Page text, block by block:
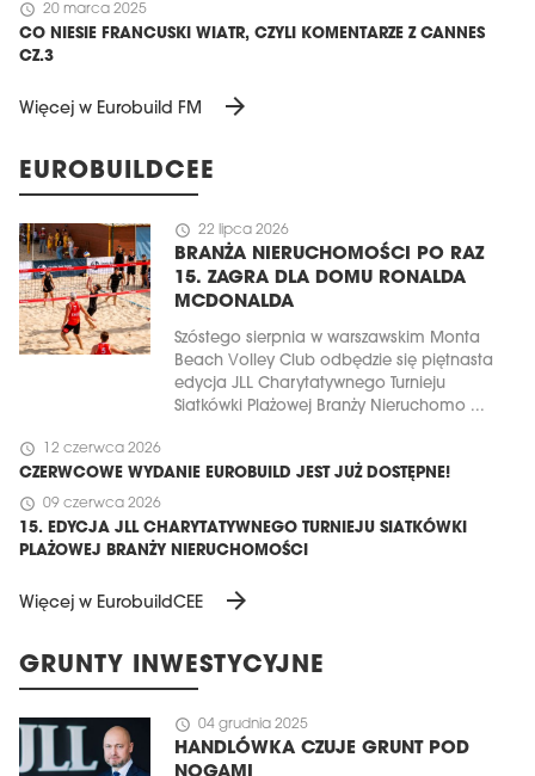
schedule 20 marca 2025
CO NIESIE FRANCUSKI WIATR, CZYLI KOMENTARZE Z CANNES
CZ.3
Więcej w Eurobuild FM arrow_forward
EUROBUILDCEE
schedule 22 lipca 2026
BRANŻA NIERUCHOMOŚCI PO RAZ
15. ZAGRA DLA DOMU RONALDA
MCDONALDA
Szóstego sierpnia w warszawskim Monta
Beach Volley Club odbędzie się piętnasta
edycja JLL Charytatywnego Turnieju
Siatkówki Plażowej Branży Nieruchomo ...
schedule 12 czerwca 2026
CZERWCOWE WYDANIE EUROBUILD JEST JUŻ DOSTĘPNE!
schedule 09 czerwca 2026
15. EDYCJA JLL CHARYTATYWNEGO TURNIEJU SIATKÓWKI
PLAŻOWEJ BRANŻY NIERUCHOMOŚCI
Więcej w EurobuildCEE arrow_forward
GRUNTY INWESTYCYJNE
schedule 04 grudnia 2025
HANDLÓWKA CZUJE GRUNT POD